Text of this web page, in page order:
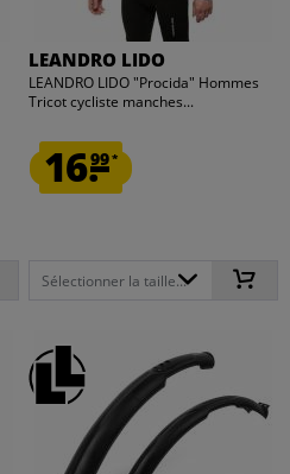
LEANDRO LIDO
LEANDRO LIDO "Procida" Hommes
Tricot cycliste manches...
16.99*
Sélectionner la taille...